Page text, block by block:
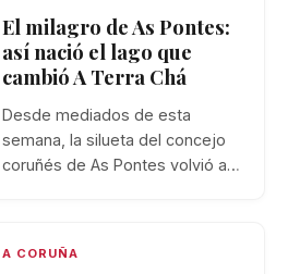
El milagro de As Pontes:
así nació el lago que
cambió A Terra Chá
Desde mediados de esta
semana, la silueta del concejo
coruñés de As Pontes volvió a…
A CORUÑA